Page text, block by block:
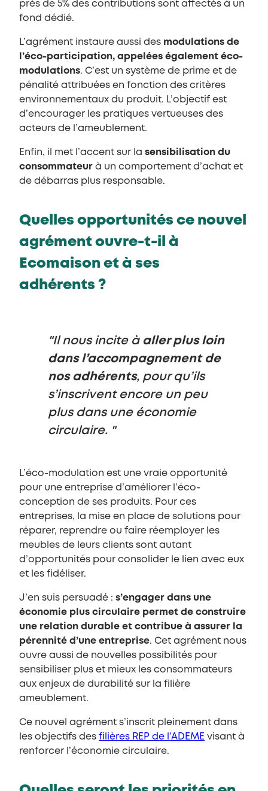
près de 5% des contributions sont affectés à un
fond dédié.
L’agrément instaure aussi des modulations de
l’éco-participation, appelées également éco-
modulations. C’est un système de prime et de
pénalité attribuées en fonction des critères
environnementaux du produit. L’objectif est
d’encourager les pratiques vertueuses des
acteurs de l’ameublement.
Enfin, il met l’accent sur la sensibilisation du
consommateur à un comportement d’achat et
de débarras plus responsable.
Quelles opportunités ce nouvel
agrément ouvre-t-il à
Ecomaison et à ses
adhérents ?
Il nous incite à aller plus loin
dans l’accompagnement de
nos adhérents, pour qu’ils
s’inscrivent encore un peu
plus dans une économie
circulaire.
L’éco-modulation est une vraie opportunité
pour une entreprise d’améliorer l’éco-
conception de ses produits. Pour ces
entreprises, la mise en place de solutions pour
réparer, reprendre ou faire réemployer les
meubles de leurs clients sont autant
d’opportunités pour consolider le lien avec eux
et les fidéliser.
J’en suis persuadé : s’engager dans une
économie plus circulaire permet de construire
une relation durable et contribue à assurer la
pérennité d’une entreprise. Cet agrément nous
ouvre aussi de nouvelles possibilités pour
sensibiliser plus et mieux les consommateurs
aux enjeux de durabilité sur la filière
ameublement.
Ce nouvel agrément s’inscrit pleinement dans
les objectifs des filières REP de l’ADEME visant à
renforcer l’économie circulaire.